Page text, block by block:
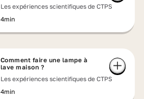
Les expériences scientifiques de CTPS
4min
Comment faire une lampe à
lave maison ?
Les expériences scientifiques de CTPS
4min